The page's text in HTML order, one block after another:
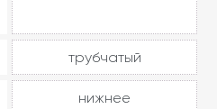
трубчатый
нижнее